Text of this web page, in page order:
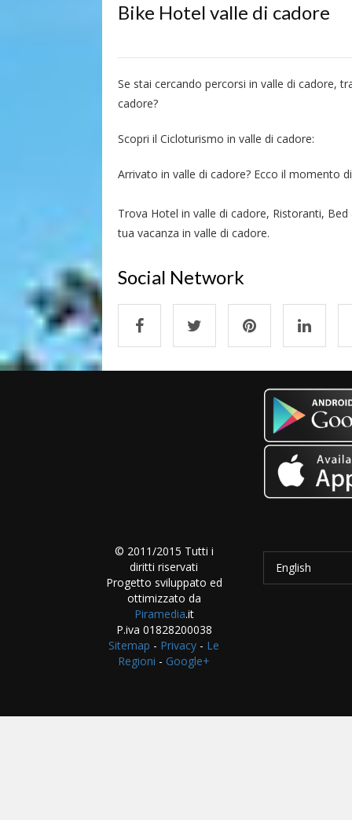
Bike Hotel valle di cadore
Se stai cercando percorsi in valle di cadore,
cadore?
Scopri il Cicloturismo in valle di cadore:
Arrivato in valle di cadore? Ecco il momento
Trova Hotel in valle di cadore, Ristoranti,
tua vacanza in valle di cadore.
Social Network
© 2011/2015 Tutti i
diritti riservati
Progetto sviluppato ed
ottimizzato da
Piramedia.it
P.iva 01828200038
Sitemap - Privacy - Le
Regioni - Google+
English